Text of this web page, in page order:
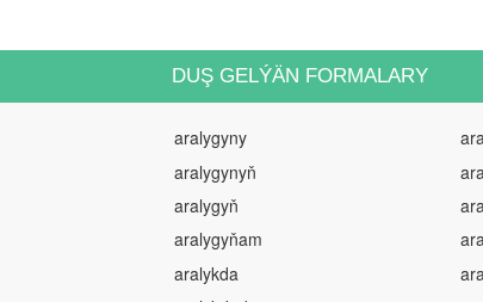
DUŞ GELÝÄN FORMALARY
aralygyny
aralygynyň
aralygyň
aralygyňam
aralykda